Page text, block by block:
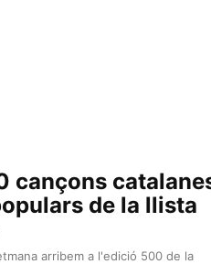
cançons
de la llista
arribem a l'edició 500 de la